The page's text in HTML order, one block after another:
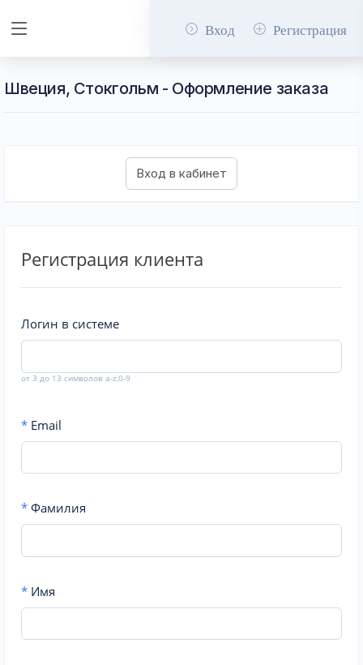
Вход Регистрация
Швеция, Стокгольм - Оформление заказа
Регистрация клиента
Логин в системе
от 3 до 13 символов a-z,0-9
* Email
* Фамилия
* Имя